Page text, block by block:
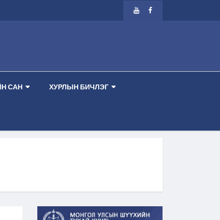
-- АНХНЫ ТУСЛАМЖИЙН СУРГАЛТ ЗОХИОН
САН ХУРЛЫН БИЧЛЭГ